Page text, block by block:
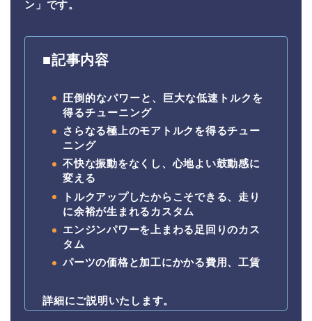
ン」です。
■記事内容
圧倒的なパワーと、巨大な低速トルクを
得るチューニング
さらなる極上のモアトルクを得るチュー
ニング
不快な振動をなくし、心地よい鼓動感に
変える
トルクアップしたからこそできる、走り
に余裕が生まれるカスタム
エンジンパワーを上まわる足回りのカス
タム
パーツの価格と加工にかかる費用、工賃
詳細にご説明いたします。